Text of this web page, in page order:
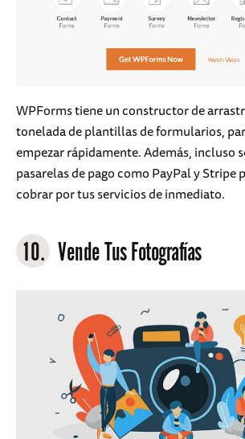
WPForms tiene un constructor de
tonelada de plantillas de formularios,
empezar rápidamente. Además, incluso
pasarelas de pago como PayPal y Stripe
cobrar por tus servicios de inmediato.
10. Vende Tus Fotografías